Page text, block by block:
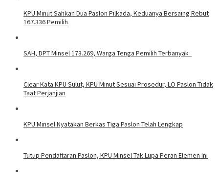
KPU Minut Sahkan Dua Paslon Pilkada, Keduanya Bersaing Rebut
167.336 Pemilih
SAH, DPT Minsel 173.269, Warga Tenga Pemilih Terbanyak
Clear Kata KPU Sulut, KPU Minut Sesuai Prosedur, LO Paslon Tidak
Taat Perjanjian
KPU Minsel Nyatakan Berkas Tiga Paslon Telah Lengkap
Tutup Pendaftaran Paslon, KPU Minsel Tak Lupa Peran Elemen Ini